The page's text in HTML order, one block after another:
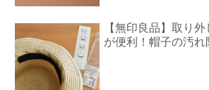
【無印良品】取り
が便利！帽子の汚